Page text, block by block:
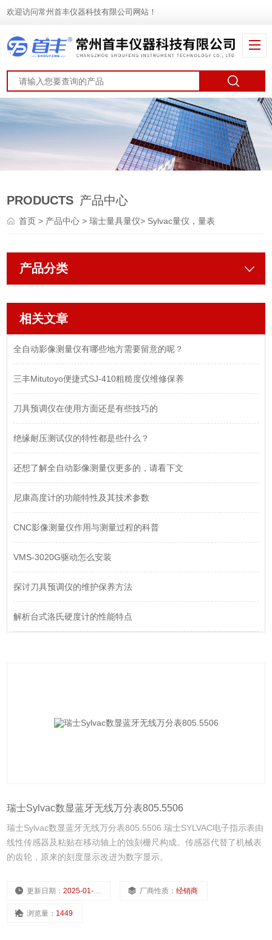
欢迎访问常州首丰仪器科技有限公司网站！
PRODUCTS 产品中心
首页> 产品中心>瑞士量具量仪> Sylvac量仪，量表
产品分类
相关文章
全自动影像测量仪有哪些地方需要留意的呢？
三丰Mitutoyo便捷式SJ-410粗糙度仪维修保养
刀具预调仪在使用方面还是有些技巧的
绝缘耐压测试仪的特性都是些什么？
还想了解全自动影像测量仪更多的，请看下文
尼康高度计的功能特性及其技术参数
CNC影像测量仪作用与测量过程的科普
VMS-3020G驱动怎么安装
探讨刀具预调仪的维护保养方法
解析台式洛氏硬度计的性能特点
瑞士Sylvac数显蓝牙无线万分表805.5506
瑞士Sylvac数显蓝牙无线万分表805.5506 瑞士SYLVAC电子指示表由
线性传感器及粘贴在移动轴上的蚀刻栅尺构成。传感器代替了机械表
的齿轮，原来的刻度显示改进为数字显示。
更新日期：2025-01-14 厂商性质：经销商
浏览量： 1449